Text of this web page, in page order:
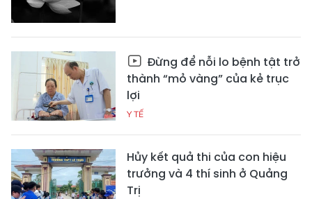
Đừng để nỗi lo bệnh tật trở
thành “mỏ vàng” của kẻ trục
lợi
Y TẾ
Hủy kết quả thi của con hiệu
trưởng và 4 thí sinh ở Quảng
Trị